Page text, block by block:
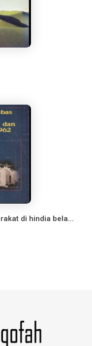
tarekat mason bebas dan masyarakat di hindia belanda dan indonesia 1764-1962